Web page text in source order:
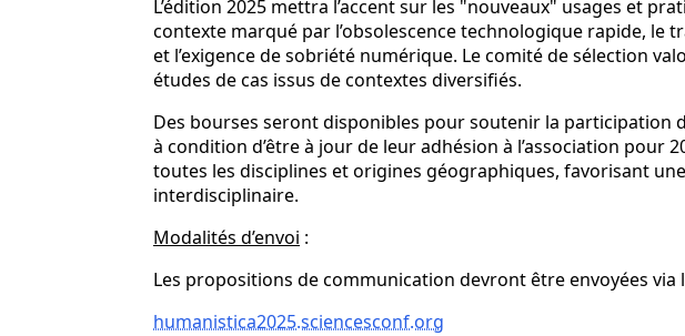
L’édition 2025 mettra l’accent sur les "nouveaux" usages et
contexte marqué par l’obsolescence technologique rapide, le
et l’exigence de sobriété numérique. Le comité de sélection
études de cas issus de contextes diversifiés.
Des bourses seront disponibles pour soutenir la participation
à condition d’être à jour de leur adhésion à l’association pour
toutes les disciplines et origines géographiques, favorisant
interdisciplinaire.
Modalités d’envoi :
Les propositions de communication devront être envoyées via
humanistica2025.sciencesconf.org